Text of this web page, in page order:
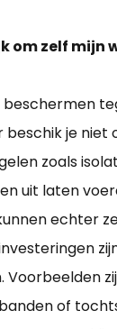
om zelf mijn
beschermen
je niet
zoals
uit laten
echter
Voorbeelden
of